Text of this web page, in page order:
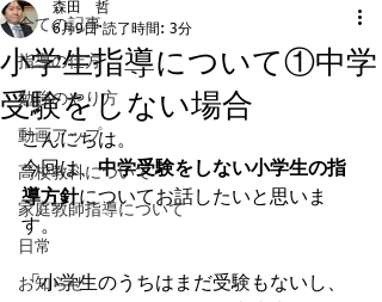
全ての記事
指導の仕方
勉強のやり方
動画アップ
高校教科について
家庭教師指導について
日常
お知らせ
小学生指導について①中学
受験をしない場合
森田 哲
6月9日 読了時間: 3分
こんにちは。
今回は、中学受験をしない小学生の指
導方針についてお話したいと思いま
す。
「小学生のうちはまだ受験もないし、